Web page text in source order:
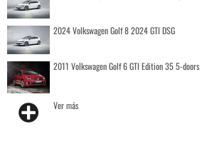
2024 Volkswagen Golf 8 2024 GTI DSG
2011 Volkswagen Golf 6 GTI Edition 35 5-doors
Ver más